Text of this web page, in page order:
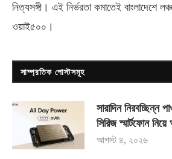
নিত্যসঙ্গী। এই নির্ভরতা কমাতেই বাংলাদেশে
ওয়াই৫০০ ।
সাম্প্রতিক পোস্টসমূহ
সারাদিন নিরবচ্ছিন্ন
সিরিজ স্মার্টফোন
আগস্ট ৪, ২০২৬